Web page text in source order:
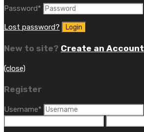
Password*
Lost password?
New to site? Create an Account
(close)
Register
Username*